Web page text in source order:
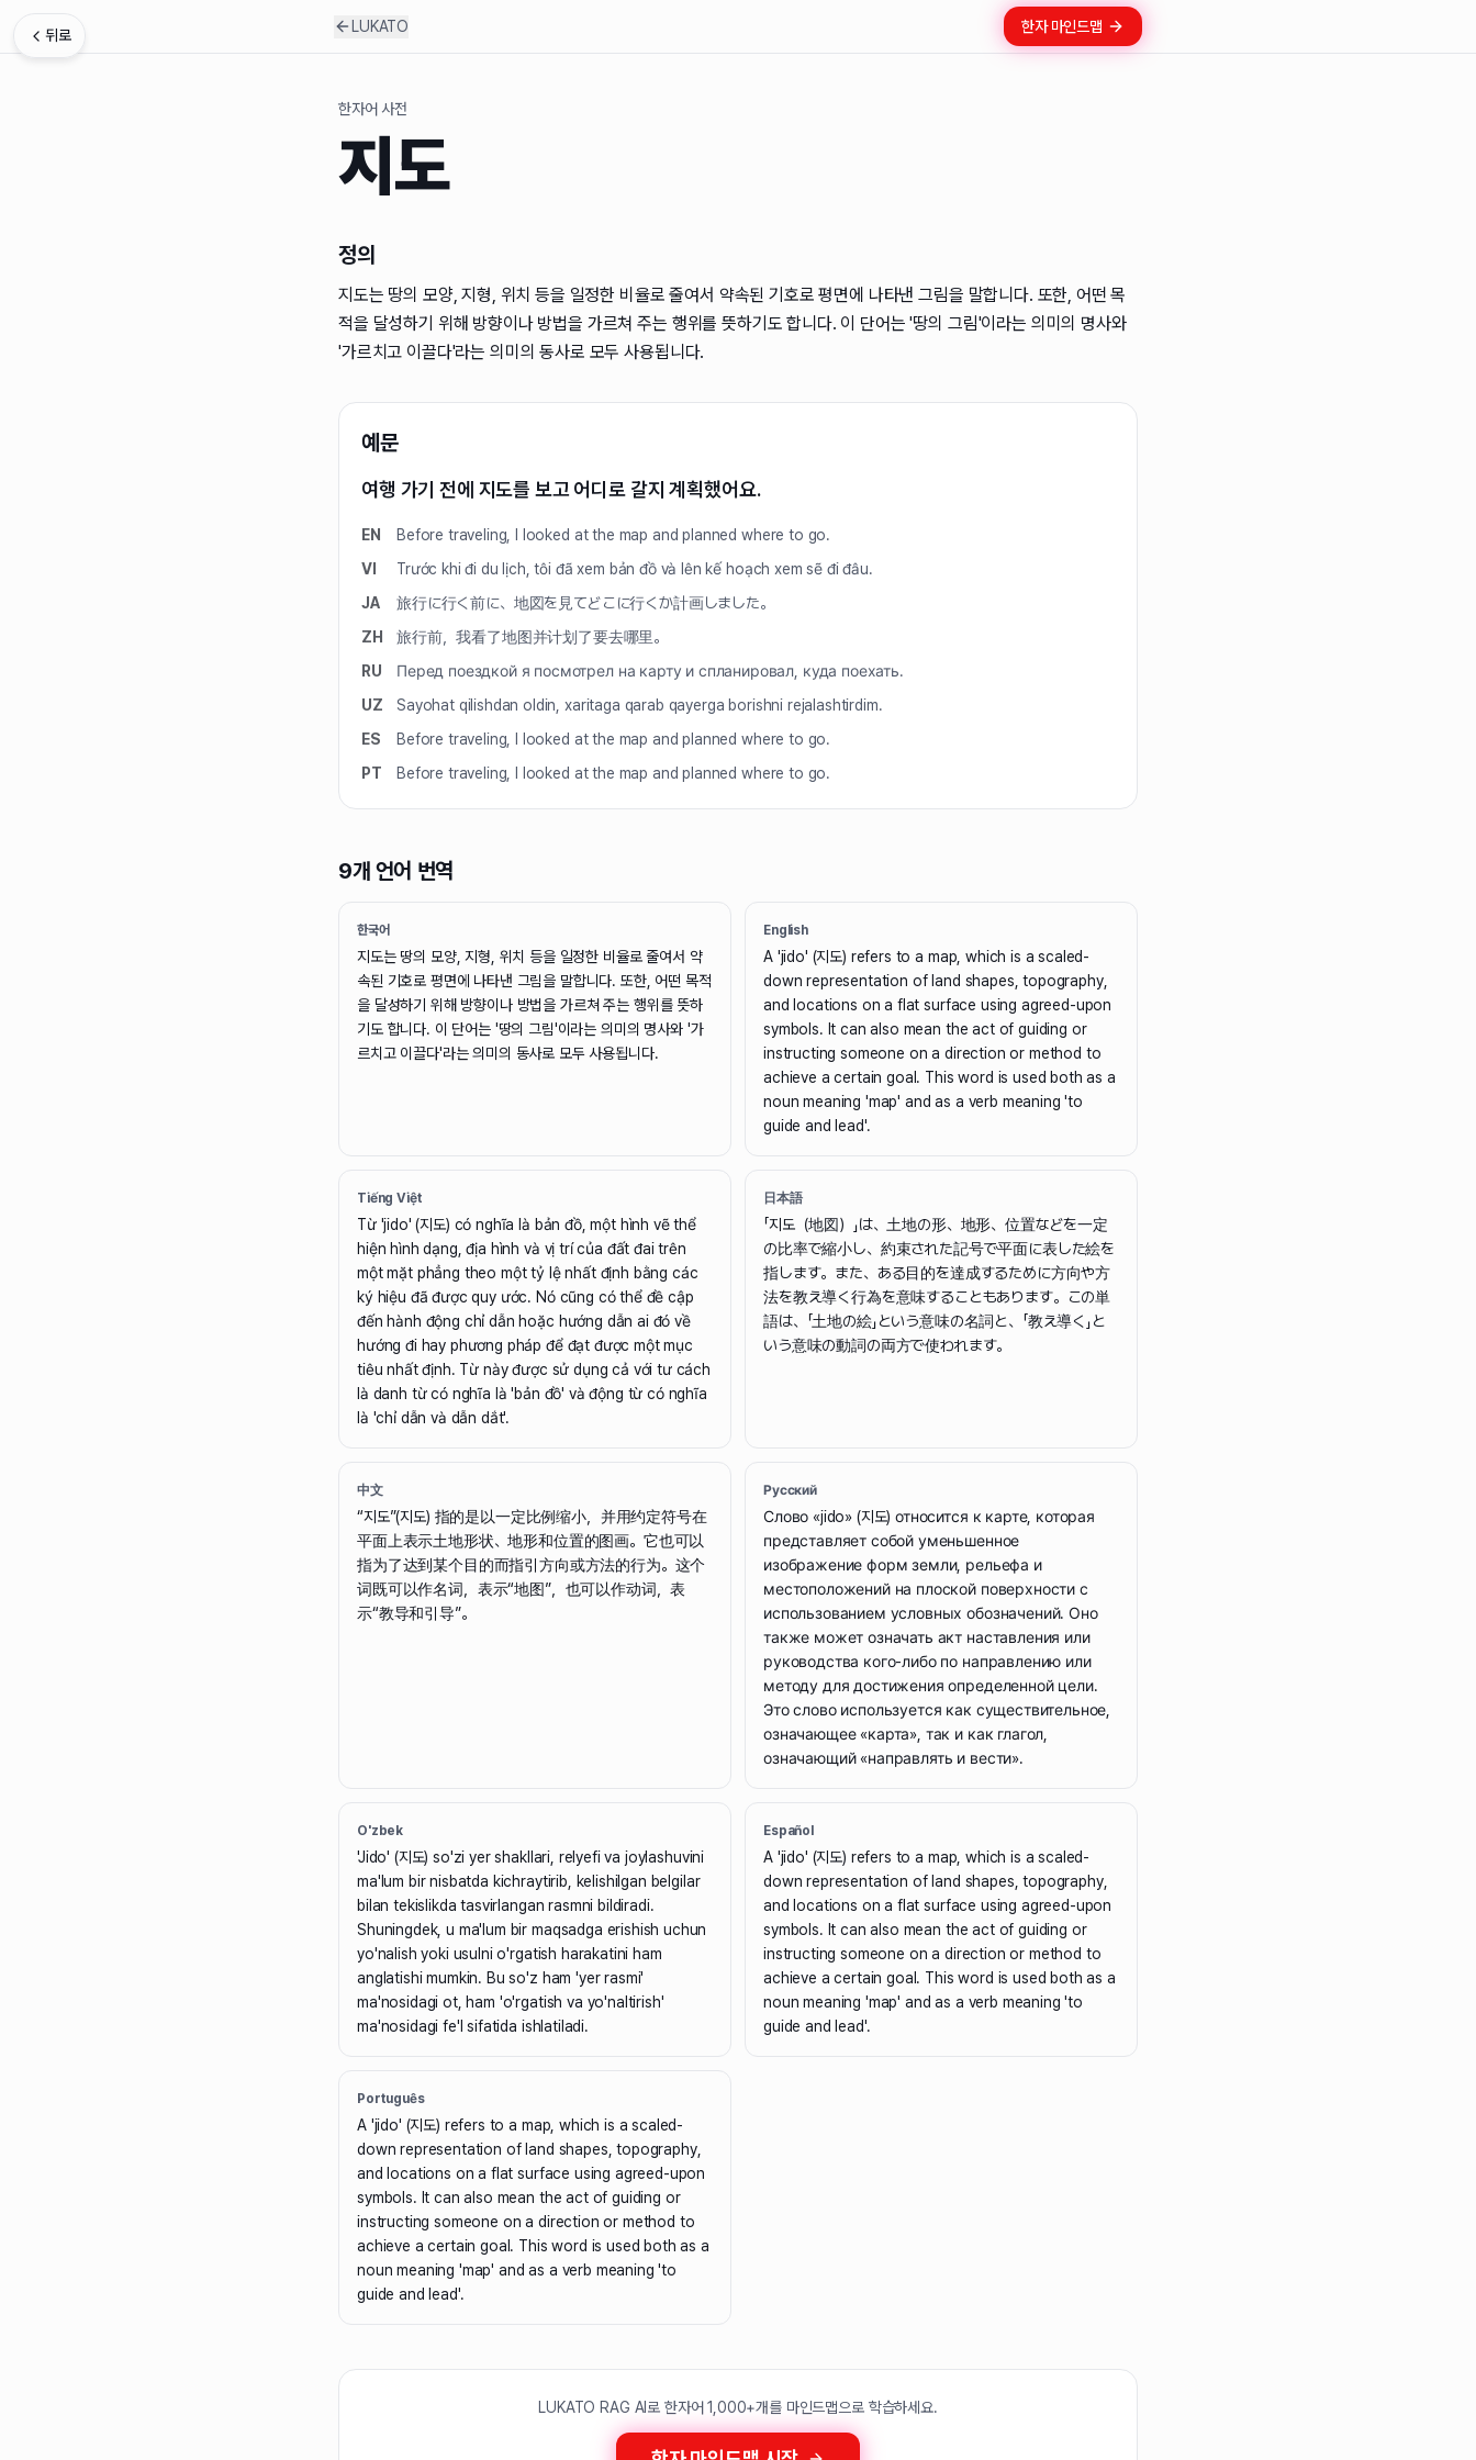
뒤로
LUKATO 한자 마인드맵
한자어 사전
지도
정의
지도는 땅의 모양, 지형, 위치 등을 일정한 비율로 줄여서 약속된 기호로 평면에 나타낸 그림을 말합니다. 또한, 어떤 목
적을 달성하기 위해 방향이나 방법을 가르쳐 주는 행위를 뜻하기도 합니다. 이 단어는 '땅의 그림'이라는 의미의 명사와
'가르치고 이끌다'라는 의미의 동사로 모두 사용됩니다.
예문
여행 가기 전에 지도를 보고 어디로 갈지 계획했어요.
EN
Before traveling, I looked at the map and planned where to go.
VI
Trước khi đi du lịch, tôi đã xem bản đồ và lên kế hoạch xem sẽ đi đâu.
JA
旅行に行く前に、地図を見てどこに行くか計画しました。
ZH
旅行前，我看了地图并计划了要去哪里。
RU
Перед поездкой я посмотрел на карту и спланировал, куда поехать.
UZ
Sayohat qilishdan oldin, xaritaga qarab qayerga borishni rejalashtirdim.
ES
Before traveling, I looked at the map and planned where to go.
PT
Before traveling, I looked at the map and planned where to go.
9개 언어 번역
한국어
지도는 땅의 모양, 지형, 위치 등을 일정한 비율로 줄여서 약
속된 기호로 평면에 나타낸 그림을 말합니다. 또한, 어떤 목적
을 달성하기 위해 방향이나 방법을 가르쳐 주는 행위를 뜻하
기도 합니다. 이 단어는 '땅의 그림'이라는 의미의 명사와 '가
르치고 이끌다'라는 의미의 동사로 모두 사용됩니다.
English
A 'jido' (지도) refers to a map, which is a scaled-
down representation of land shapes, topography,
and locations on a flat surface using agreed-upon
symbols. It can also mean the act of guiding or
instructing someone on a direction or method to
achieve a certain goal. This word is used both as a
noun meaning 'map' and as a verb meaning 'to
guide and lead'.
Tiếng Việt
Từ 'jido' (지도) có nghĩa là bản đồ, một hình vẽ thể
hiện hình dạng, địa hình và vị trí của đất đai trên
một mặt phẳng theo một tỷ lệ nhất định bằng các
ký hiệu đã được quy ước. Nó cũng có thể đề cập
đến hành động chỉ dẫn hoặc hướng dẫn ai đó về
hướng đi hay phương pháp để đạt được một mục
tiêu nhất định. Từ này được sử dụng cả với tư cách
là danh từ có nghĩa là 'bản đồ' và động từ có nghĩa
là 'chỉ dẫn và dẫn dắt'.
日本語
「지도（地図）」は、土地の形、地形、位置などを一定
の比率で縮小し、約束された記号で平面に表した絵を
指します。また、ある目的を達成するために方向や方
法を教え導く行為を意味することもあります。この単
語は、「土地の絵」という意味の名詞と、「教え導く」と
いう意味の動詞の両方で使われます。
中文
“지도”(지도) 指的是以一定比例缩小，并用约定符号在
平面上表示土地形状、地形和位置的图画。它也可以
指为了达到某个目的而指引方向或方法的行为。这个
词既可以作名词，表示“地图”，也可以作动词，表
示“教导和引导”。
Русский
Слово «jido» (지도) относится к карте, которая
представляет собой уменьшенное
изображение форм земли, рельефа и
местоположений на плоской поверхности с
использованием условных обозначений. Оно
также может означать акт наставления или
руководства кого-либо по направлению или
методу для достижения определенной цели.
Это слово используется как существительное,
означающее «карта», так и как глагол,
означающий «направлять и вести».
O'zbek
'Jido' (지도) so'zi yer shakllari, relyefi va joylashuvini
ma'lum bir nisbatda kichraytirib, kelishilgan belgilar
bilan tekislikda tasvirlangan rasmni bildiradi.
Shuningdek, u ma'lum bir maqsadga erishish uchun
yo'nalish yoki usulni o'rgatish harakatini ham
anglatishi mumkin. Bu so'z ham 'yer rasmi'
ma'nosidagi ot, ham 'o'rgatish va yo'naltirish'
ma'nosidagi fe'l sifatida ishlatiladi.
Español
A 'jido' (지도) refers to a map, which is a scaled-
down representation of land shapes, topography,
and locations on a flat surface using agreed-upon
symbols. It can also mean the act of guiding or
instructing someone on a direction or method to
achieve a certain goal. This word is used both as a
noun meaning 'map' and as a verb meaning 'to
guide and lead'.
Português
A 'jido' (지도) refers to a map, which is a scaled-
down representation of land shapes, topography,
and locations on a flat surface using agreed-upon
symbols. It can also mean the act of guiding or
instructing someone on a direction or method to
achieve a certain goal. This word is used both as a
noun meaning 'map' and as a verb meaning 'to
guide and lead'.
LUKATO RAG AI로 한자어 1,000+개를 마인드맵으로 학습하세요.